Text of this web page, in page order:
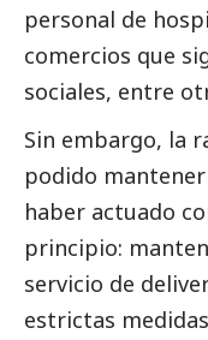
personal de
comercios que
sociales, entre
Sin embargo, la
podido
haber actuado
principio:
servicio de
estrictas